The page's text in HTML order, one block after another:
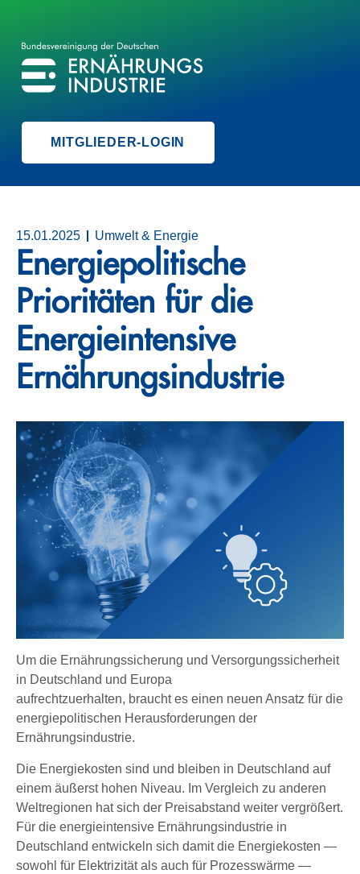
BVE
BUNDESVEREINIGUNG DER ERNÄHRUNGSINDUSTRIE
MITGLIEDER-LOGIN
15.01.2025 Umwelt & Energie
Energiepolitische
Prioritäten für die
Energieintensive
Ernährungsindustrie
Um die Ernährungssicherung und Versorgungssicherheit
in Deutschland und Europa
aufrechtzuerhalten, braucht es einen neuen Ansatz für die
energiepolitischen Herausforderungen der
Ernährungsindustrie.
Die Energiekosten sind und bleiben in Deutschland auf
einem äußerst hohen Niveau. Im Vergleich zu anderen
Weltregionen hat sich der Preisabstand weiter vergrößert.
Für die energieintensive Ernährungsindustrie in
Deutschland entwickeln sich damit die Energiekosten —
sowohl für Elektrizität als auch für Prozesswärme —